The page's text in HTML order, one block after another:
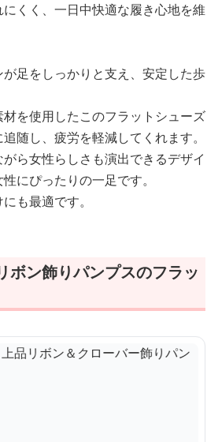
くく、一日中快適な履き心地を維
足をしっかりと支え、安定した歩
を使用したこのフラットシューズ
随し、疲労を軽減してくれます。
ら女性らしさも演出できるデザイ
にぴったりの一足です。
も最適です。
ボン飾りパンプスのフラッ